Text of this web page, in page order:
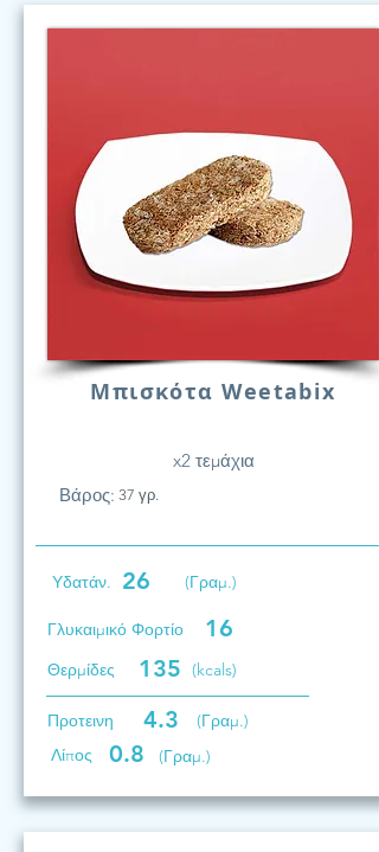
Μπισκότα Weetabix
x2 τεμάχια
Βάρος: 37 γρ.
Υδατάν. 26 (Γραμ.)
Γλυκαιμικό Φορτίο 16
Θερμίδες 135 (kcals)
Προτεινη 4.3
(Γραμ.)
Λίπος
0.8 (Γραμ.)